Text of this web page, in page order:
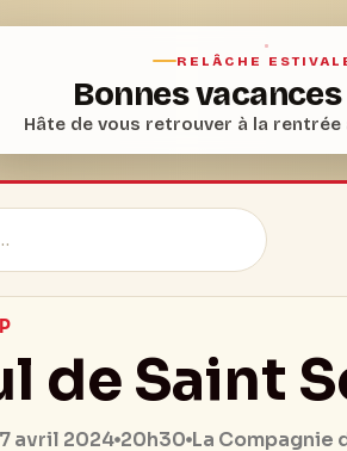
RELÂCHE
Bonnes
Hâte de vous retrouver à la rentrée
de Saint
avril 2024 20h30 La Compagnie